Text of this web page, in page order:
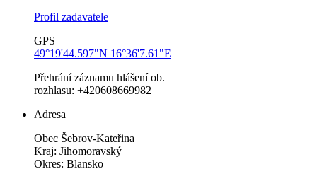
Profil zadavatele
GPS
49°19'44.597"N 16°36'7.61"E
Přehrání záznamu hlášení ob.
rozhlasu: +420608669982
Adresa
Obec Šebrov-Kateřina
Kraj: Jihomoravský
Okres: Blansko